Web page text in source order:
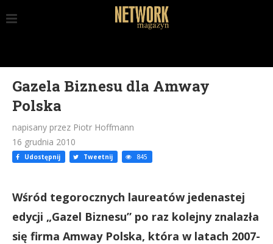
Gazela Biznesu dla Amway
Polska
napisany przez Piotr Hoffmann
16 grudnia 2010
Udostępnij Tweetnij 845
Wśród tegorocznych laureatów jedenastej
edycji „Gazel Biznesu” po raz kolejny znalazła
się firma Amway Polska, która w latach 2007-